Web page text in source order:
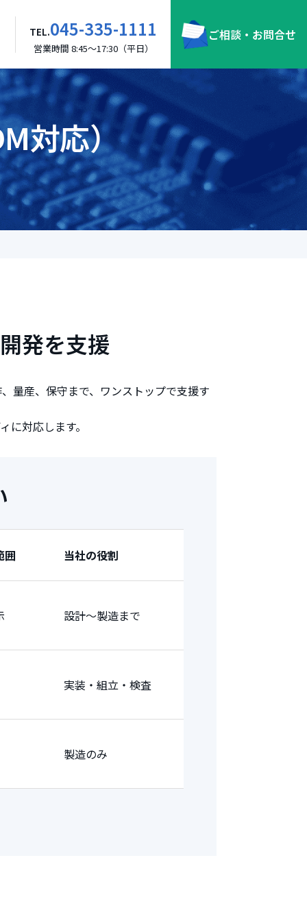
TEL.045-335-1111
営業時間 8:45～17:30（平日）
ご相談・お問合せ
対応）
発を支援
量産、保守まで、ワンストップで支援す
対応します。
囲 当社の役割
設計～製造まで
実装・組立・検査
製造のみ